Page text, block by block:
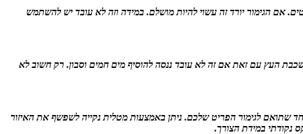
אם הגימור יורד זה עשוי להיות מושלם. במידה וזה לא עובד יש להשתמש
העץ עם זאת אם זה לא עובד ננסה להוסיף מים חמים וסבון. רק חשוב לא
שתואם לגימור הפריט שלכם. ניתן באמצעות מטלית נקייה לשפשף את האיזור
נקודתי במידת הצורך.